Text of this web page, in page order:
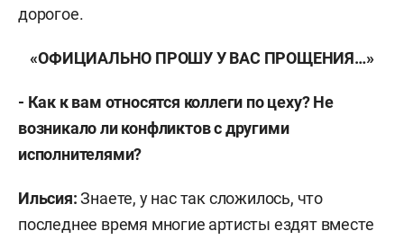
дорогое.
«ОФИЦИАЛЬНО ПРОШУ У ВАС ПРОЩЕНИЯ…»
- Как к вам относятся коллеги по цеху? Не
возникало ли конфликтов с другими
исполнителями?
Ильсия:Знаете, у нас так сложилось, что
последнее время многие артисты ездят вместе